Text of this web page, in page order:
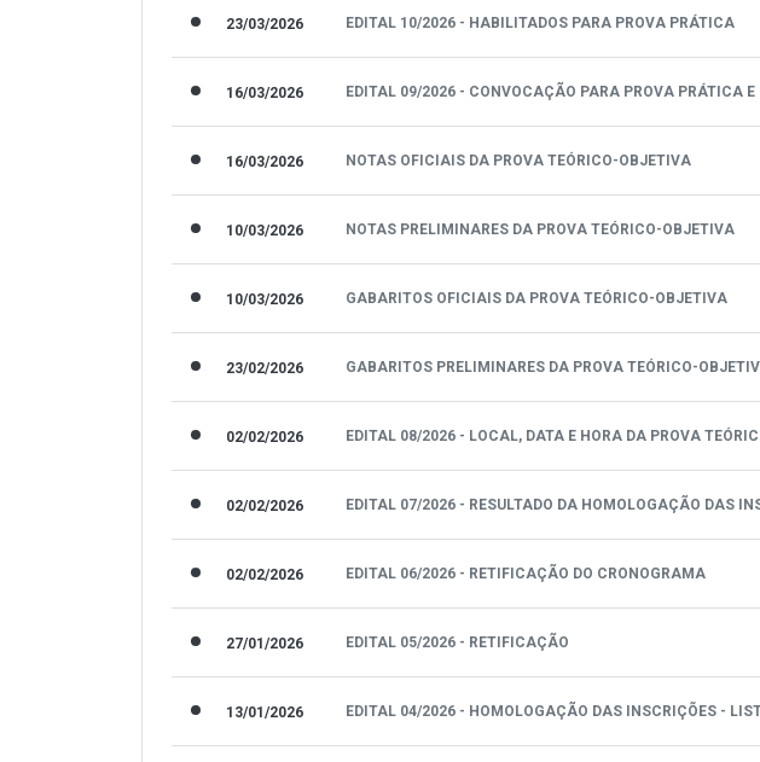
23/03/2026 EDITAL 10/2026 - HABILITADOS PARA PROVA PRÁTICA
16/03/2026 EDITAL 09/2026 - CONVOCAÇÃO PARA PROVA PRÁTICA E
16/03/2026 NOTAS OFICIAIS DA PROVA TEÓRICO-OBJETIVA
10/03/2026 NOTAS PRELIMINARES DA PROVA TEÓRICO-OBJETIVA
10/03/2026 GABARITOS OFICIAIS DA PROVA TEÓRICO-OBJETIVA
23/02/2026 GABARITOS PRELIMINARES DA PROVA TEÓRICO-
02/02/2026 EDITAL 08/2026 - LOCAL, DATA E HORA DA PROVA
02/02/2026 EDITAL 07/2026 - RESULTADO DA HOMOLOGAÇÃO DAS
02/02/2026 EDITAL 06/2026 - RETIFICAÇÃO DO CRONOGRAMA
27/01/2026 EDITAL 05/2026 - RETIFICAÇÃO
13/01/2026 EDITAL 04/2026 - HOMOLOGAÇÃO DAS INSCRIÇÕES -